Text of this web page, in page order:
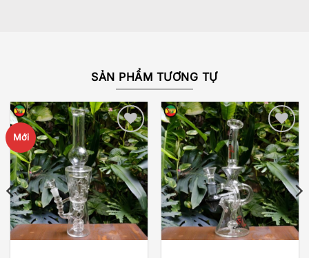
SẢN PHẨM TƯƠNG TỰ
Mới
Add to
wishlist
Add to
wishlist